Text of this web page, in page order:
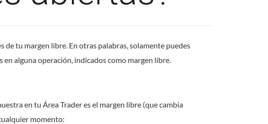
tu margen libre. En otras palabras, solamente puedes
alguna operación, indicados como margen libre.
en tu Área Trader es el margen libre (que cambia
momento: